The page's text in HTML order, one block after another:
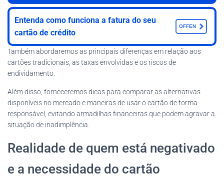
Entenda como funciona a fatura do seu
cartão de crédito
OFFEN
Também abordaremos as principais diferenças em relação aos
cartões tradicionais, as taxas envolvidas e os riscos de
endividamento.
Além disso, forneceremos dicas para comparar as alternativas
disponíveis no mercado e maneiras de usar o cartão de forma
responsável, evitando armadilhas financeiras que podem agravar a
situação de inadimplência.
Realidade de quem está negativado
e a necessidade do cartão